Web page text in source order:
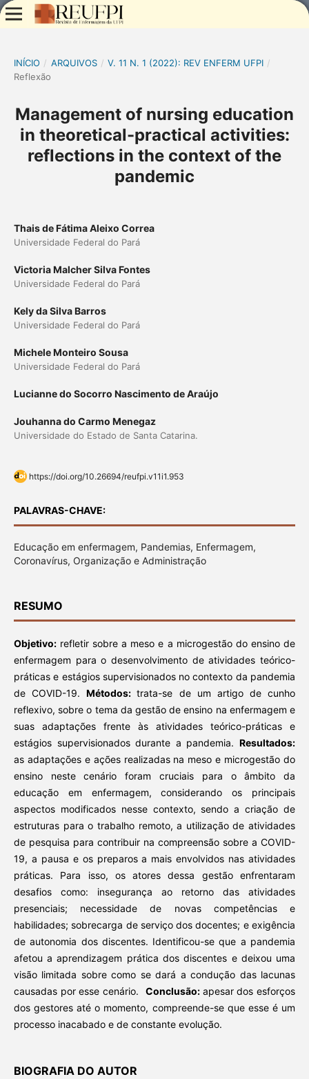
INÍCIO / ARQUIVOS / V. 11 N. 1 (2022): REV ENFERM UFPI /
Reflexão
Management of nursing education
in theoretical-practical activities:
reflections in the context of the
pandemic
Thais de Fátima Aleixo Correa
Universidade Federal do Pará
Victoria Malcher Silva Fontes
Universidade Federal do Pará
Kely da Silva Barros
Universidade Federal do Pará
Michele Monteiro Sousa
Universidade Federal do Pará
Lucianne do Socorro Nascimento de Araújo
Jouhanna do Carmo Menegaz
Universidade do Estado de Santa Catarina.
https://doi.org/10.26694/reufpi.v11i1.953
PALAVRAS-CHAVE:
Educação em enfermagem, Pandemias, Enfermagem,
Coronavírus, Organização e Administração
RESUMO
Objetivo:refletir sobre a meso e a microgestão do ensino de
enfermagem para o desenvolvimento de atividades teórico-
práticas e estágios supervisionados no contexto da pandemia
de COVID-19.Métodos:trata-se de um artigo de cunho
reflexivo, sobre o tema da gestão de ensino na enfermagem e
suas adaptações frente às atividades teórico-práticas e
estágios supervisionados durante a pandemia.Resultados:
as adaptações e ações realizadas na meso e microgestão do
ensino neste cenário foram cruciais para o âmbito da
educação em enfermagem, considerando os principais
aspectos modificados nesse contexto, sendo a criação de
estruturas para o trabalho remoto, a utilização de atividades
de pesquisa para contribuir na compreensão sobre a COVID-
19, a pausa e os preparos a mais envolvidos nas atividades
práticas. Para isso, os atores dessa gestão enfrentaram
desafios como: insegurança ao retorno das atividades
presenciais; necessidade de novas competências e
habilidades; sobrecarga de serviço dos docentes; e exigência
de autonomia dos discentes. Identificou-se que a pandemia
afetou a aprendizagem prática dos discentes e deixou uma
visão limitada sobre como se dará a condução das lacunas
causadas por esse cenário. Conclusão: apesar dos esforços
dos gestores até o momento, compreende-se que esse é um
processo inacabado e de constante evolução.
BIOGRAFIA DO AUTOR